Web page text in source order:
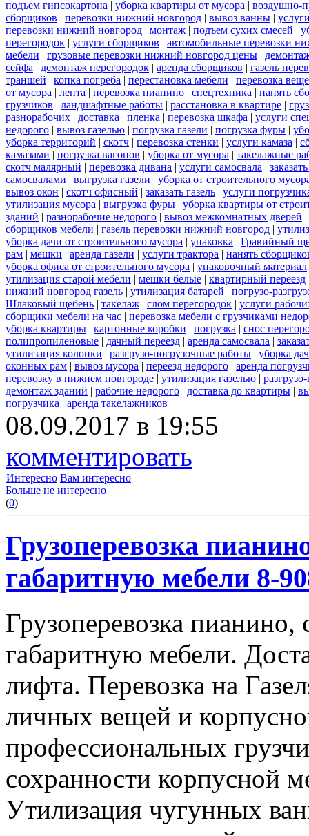
подъем гипсокартона | уборка квартиры от мусора | воздушно-
сборщиков | перевозки нижний новгород | вывоз ванны |
перевозки нижний новгород | монтаж | подъем сухих смесей |
перегородок | услуги сборщиков | автомобильные перевозки
мебели | грузовые перевозки нижний новгород цены |
сейфа | демонтаж перегородок | аренда сборщиков | газель
траншей | копка погреба | перестановка мебели | перевозка
от мусора | лента | перевозка пианино | спецтехника | нанять
грузчиков | ландшафтные работы | расстановка в квартире |
разнорабочих | доставка | пленка | перевозка шкафа | услуги
недорого | вывоз газелью | погрузка газели | погрузка фуры |
уборка территорий | скотч | перевозка стенки | услуги камаза |
камазами | погрузка вагонов | уборка от мусора | такелажные
скотч малярный | перевозка дивана | услуги самосвала |
самосвалами | выгрузка газели | уборка от строительного
вывоз окон | скотч офисный | заказать газель | услуги
утилизация мусора | выгрузка фуры | уборка квартиры от
зданий | разнорабочие недорого | вывоз межкомнатных дверей |
сборщиков мебели | газель перевозки нижний новгород |
уборка дачи от строительного мусора | упаковка | Гравийный
рам | мешки | аренда газели | услуги трактора | нанять
уборка офиса от строительного мусора | упаковочный материал
утилизация старой мебели | мешки белые | квартирный переезд
нижний новгород газель | утилизация батарей | погрузо-
Шлаковый щебень | такелаж | слом перегородок | услуги
сборщики мебели на час | перевозка мебели с грузчиками
уборка квартиры | картонные коробки | погрузка | снос
полипропиленовые | дачный переезд | аренда самосвала |
утилизация колонки | разгрузо-погрузочные работы | уборка
оконных рам | вывоз мусора | переезд недорого | аренда
перевозку в нижнем новгороде | утилизация газелью |
демонтаж зданий | рабочие недорого | доставка до квартиры |
погрузчика | аренда такелажников
08.09.2017 в 19:55
комментировать
Интересно Вам интересно
Больше не интересно
(0)
Грузоперевозка
габаритную мебели 8-
Грузоперевозка
габаритную мебели.
лифта. Перевозка на
личных вещей и
профессиональных
сохранности корпусной
Утилизация чугунных